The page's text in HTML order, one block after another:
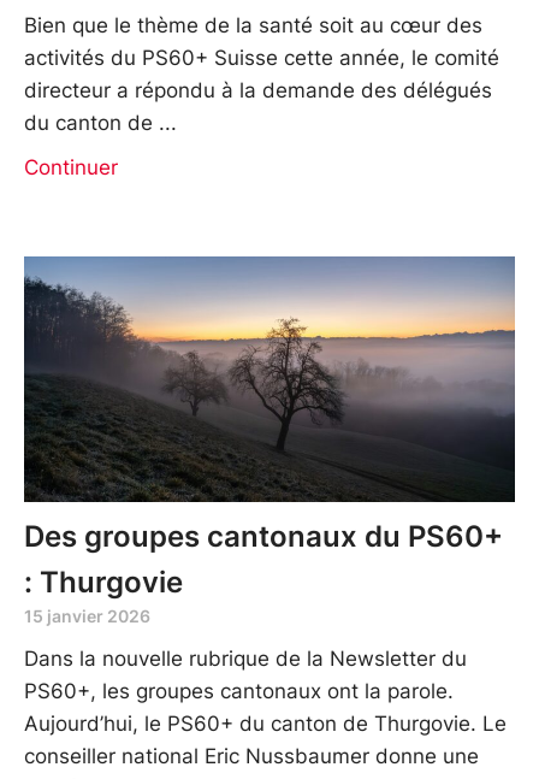
Bien que le thème de la santé soit au cœur des
activités du PS60+ Suisse cette année, le comité
directeur a répondu à la demande des délégués
du canton de
Continuer
Des groupes cantonaux du PS60+
: Thurgovie
15 janvier 2026
Dans la nouvelle rubrique de la Newsletter du
PS60+, les groupes cantonaux ont la parole.
Aujourd’hui, le PS60+ du canton de Thurgovie. Le
conseiller national Eric Nussbaumer donne une